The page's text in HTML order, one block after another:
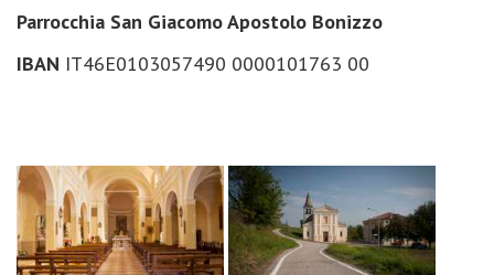
Parrocchia San Giacomo Apostolo Bonizzo
IBAN IT46E0103057490 0000101763 00